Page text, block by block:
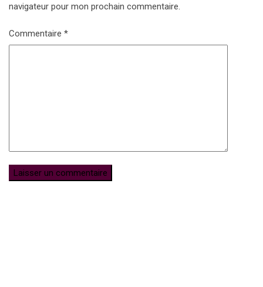
navigateur pour mon prochain commentaire.
Commentaire *